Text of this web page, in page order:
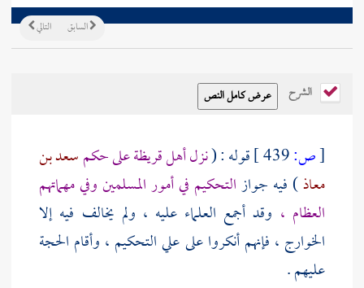
التالي السابق
الشرح
[ص: قوله : (نزل أهلقريظةعلى حكمسعد بن
معاذ) فيه جوازالتحكيم في أمور المسلمين وفي مهماتهم
العظام ، وقد أجمع العلماء عليه ، ولم يخالف فيه إلا
الخوارج ، فإنهم أنكروا علىعليالتحكيم ، وأقام الحجة
عليهم .